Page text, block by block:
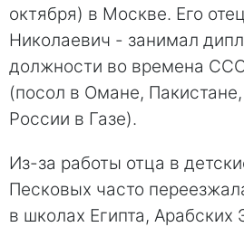
октября) в Москве. Его
Николаевич - занимал
должности во времена
(посол в Омане,
России в Газе).
Из-за работы отца в
Песковых часто
в школах Египта, Арабских